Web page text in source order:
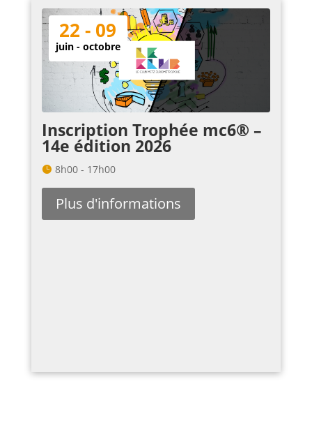
22 - 09
juin - octobre
Inscription Trophée mc6® –
14e édition 2026
8h00 - 17h00
Plus d'informations